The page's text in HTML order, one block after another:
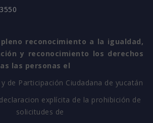
reconocimiento a la igualdad,
y reconocimiento los derechos
las personas el
de Participación Ciudadana de yucatán
explícita de la prohibición de
solicitudes de